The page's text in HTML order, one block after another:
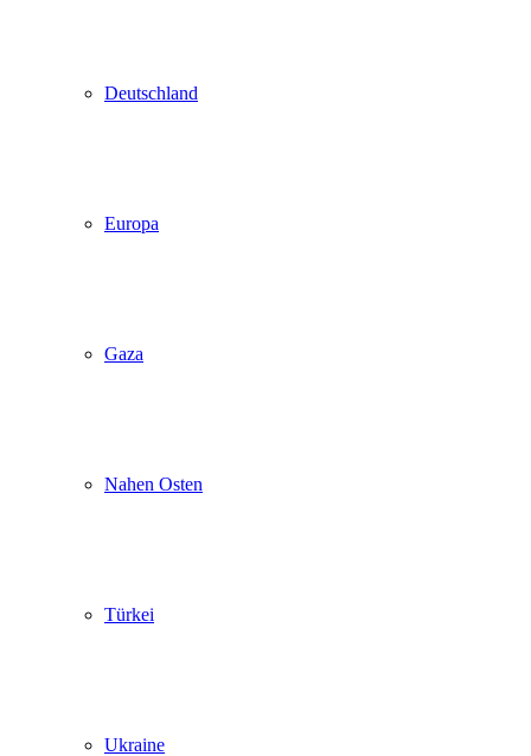
Deutschland
Europa
Gaza
Nahen Osten
Türkei
Ukraine